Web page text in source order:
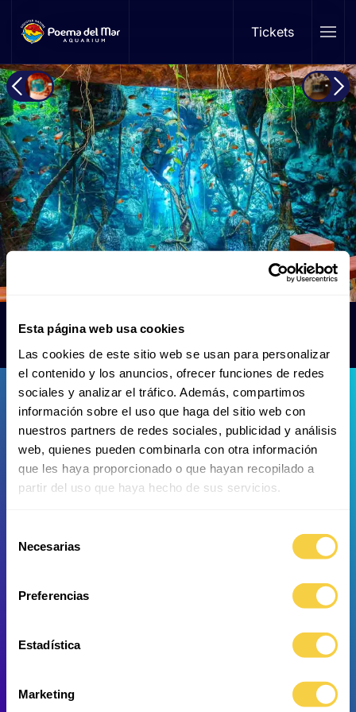
Esta página web usa cookies
Las cookies de este sitio web se usan para personalizar
el contenido y los anuncios, ofrecer funciones de redes
sociales y analizar el tráfico. Además, compartimos
información sobre el uso que haga del sitio web con
nuestros partners de redes sociales, publicidad y análisis
web, quienes pueden combinarla con otra información
que les haya proporcionado o que hayan recopilado a
partir del uso que haya hecho de sus servicios.
Necesarias
Preferencias
Estadística
Marketing
Skip to main content Tickets
Piranhas
Red-bellied piranha Polka dot lyre-tail pleco